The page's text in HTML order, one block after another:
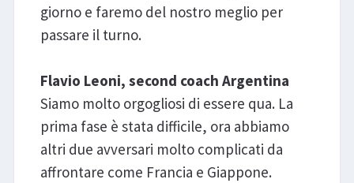
giorno e faremo del nostro meglio per
passare il turno.
Flavio Leoni, second coach Argentina
Siamo molto orgogliosi di essere qua. La
prima fase è stata difficile, ora abbiamo
altri due avversari molto complicati da
affrontare come Francia e Giappone.